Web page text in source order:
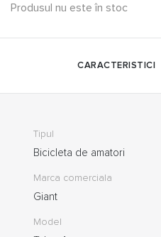
Produsul nu este în stoc
CARACTERISTICI
Tipul
Bicicleta de amatori
Marca comerciala
Giant
Model